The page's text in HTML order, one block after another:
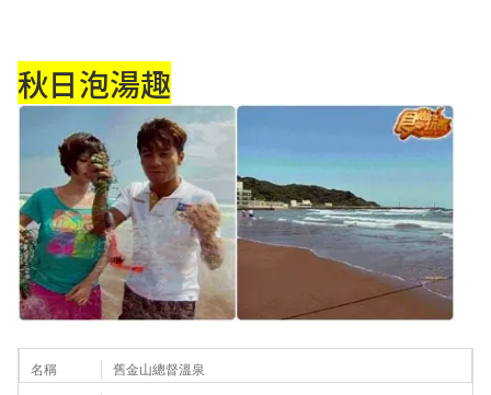
秋日泡湯趣
名稱 舊金山總督溫泉